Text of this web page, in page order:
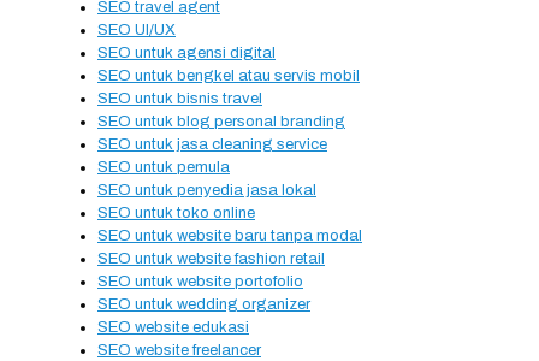
SEO travel agent
SEO UI/UX
SEO untuk agensi digital
SEO untuk bengkel atau servis mobil
SEO untuk bisnis travel
SEO untuk blog personal branding
SEO untuk jasa cleaning service
SEO untuk pemula
SEO untuk penyedia jasa lokal
SEO untuk toko online
SEO untuk website baru tanpa modal
SEO untuk website fashion retail
SEO untuk website portofolio
SEO untuk wedding organizer
SEO website edukasi
SEO website freelancer